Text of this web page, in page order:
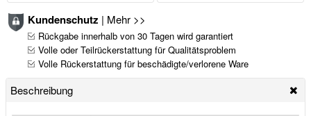
Kundenschutz | Mehr >>
Rückgabe innerhalb von 30 Tagen wird garantiert
Volle oder Teilrückerstattung für Qualitätsproblem
Volle Rückerstattung für beschädigte/verlorene Ware
Beschreibung